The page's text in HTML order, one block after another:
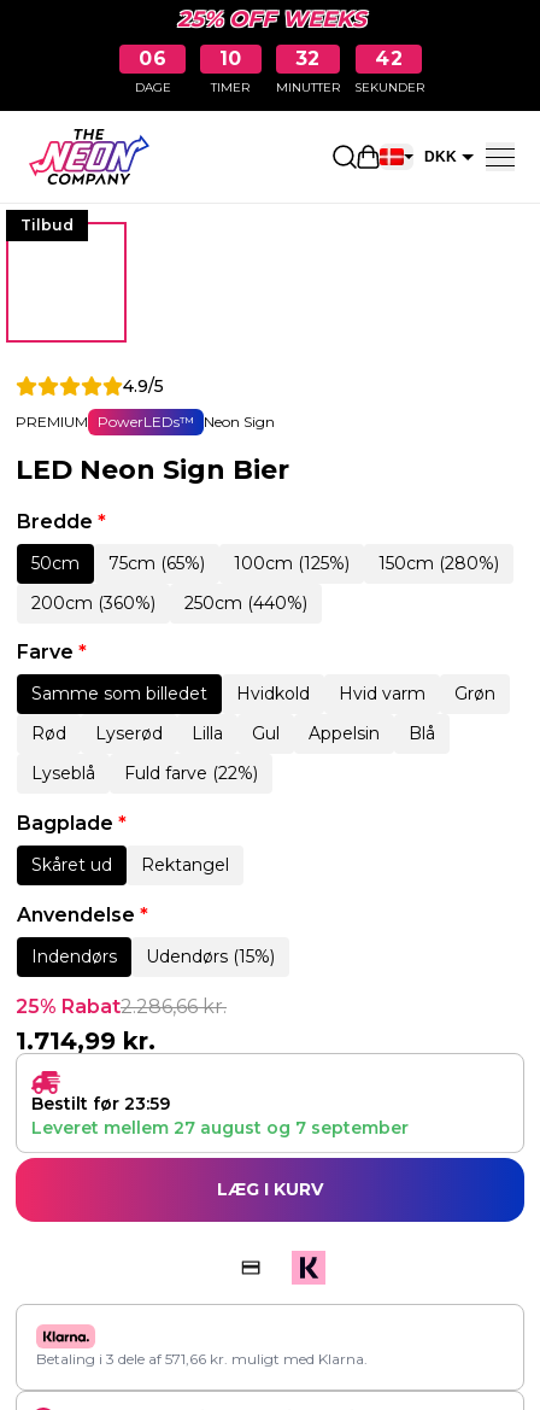
25% OFF WEEKS
06
DAGE
10
TIMER
32
MINUTTER
42
SEKUNDER
Åbn DKK
Tilbud
4.9/5
PREMIUM PowerLEDs™ Neon Sign
LED Neon Sign Bier
Bredde *
50cm 75cm (65%) 100cm (125%)
150cm (280%)
200cm (360%)
250cm (440%)
Farve *
Samme som billedet Hvidkold Hvid varm
Grøn
Rød
Lyserød Lilla Gul Appelsin
Blå
Lyseblå
Fuld farve (22%)
Bagplade *
Skåret ud Rektangel
Anvendelse *
Indendørs Udendørs (15%)
25% Rabat2.286,66kr.
1.714,99 kr.
Bestilt før 23:59
Leveret mellem 27 august og 7 september
LÆG I KURV
Betaling i 3 dele af 571,66 kr. muligt med Klarna.